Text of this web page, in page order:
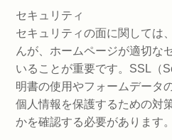
セキュリティ
セキュリティの面に関しては
んが、ホームページが適切な
いることが重要です。SSL（
明書の使用やフォームデータ
個人情報を保護するための対
かを確認する必要があります。